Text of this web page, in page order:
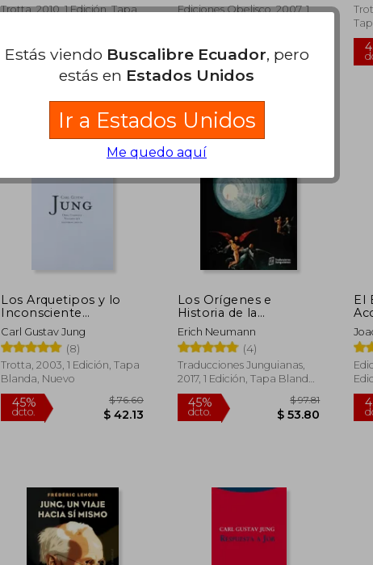
Trotta, 2010, 1 Edición, Tapa
Ediciones Obelisco, 2007, 1
45%
dcto. $
Los Arquetipos y lo
Inconsciente
Colectivo: Vol. 9
Carl Gustav Jung
(8)
Trotta, 2003, 1 Edición, Tapa
Blanda, Nuevo
Los Orígenes e
Historia de la
Conciencia
Erich Neumann
(4)
Traducciones Junguianas,
2017, 1 Edición, Tapa Blanda,
Nuevo
El
la
y
Estás viendo Buscalibre Ecuador, pero
estás en Estados Unidos
Ir a Estados Unidos
Me quedo aquí